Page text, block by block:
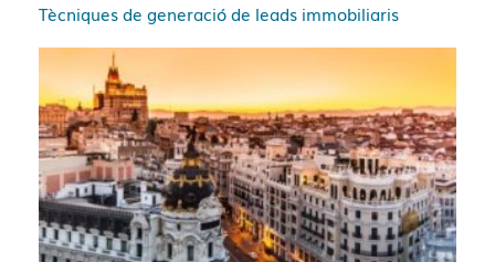
Tècniques de generació de leads immobiliaris